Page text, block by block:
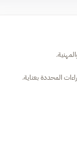
المحددة بعناية.